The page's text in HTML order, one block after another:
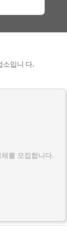
소입니 다.
를 모집합니다.